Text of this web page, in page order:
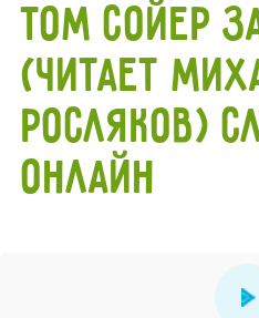
ТОМ СОЙЕР
(ЧИТАЕТ
РОСЛЯКОВ)
ОНЛАЙН